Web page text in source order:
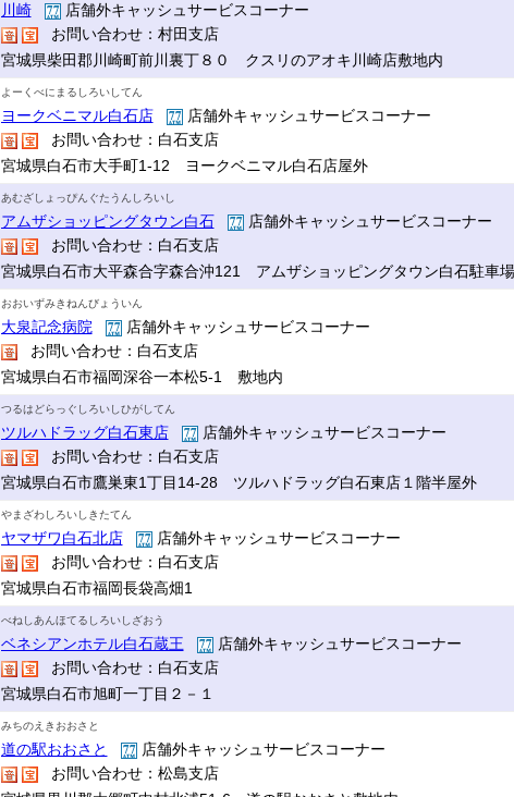
川崎
店舗外キャッシュサービスコーナー
お問い合わせ：村田支店
宮城県柴田郡川崎町前川裏丁８０ クスリのアオキ川崎店敷地内
よーくべにまるしろいしてん
ヨークベニマル白石店
店舗外キャッシュサービスコーナー
お問い合わせ：白石支店
宮城県白石市大手町1-12 ヨークベニマル白石店屋外
あむざしょっぴんぐたうんしろいし
アムザショッピングタウン白石
店舗外キャッシュサービスコーナー
お問い合わせ：白石支店
宮城県白石市大平森合字森合沖121 アムザショッピングタウン白石駐車場
おおいずみきねんびょういん
大泉記念病院
店舗外キャッシュサービスコーナー
お問い合わせ：白石支店
宮城県白石市福岡深谷一本松5-1 敷地内
つるはどらっぐしろいしひがしてん
ツルハドラッグ白石東店
店舗外キャッシュサービスコーナー
お問い合わせ：白石支店
宮城県白石市鷹巣東1丁目14-28 ツルハドラッグ白石東店１階半屋外
やまざわしろいしきたてん
ヤマザワ白石北店
店舗外キャッシュサービスコーナー
お問い合わせ：白石支店
宮城県白石市福岡長袋高畑1
べねしあんほてるしろいしざおう
ベネシアンホテル白石蔵王
店舗外キャッシュサービスコーナー
お問い合わせ：白石支店
宮城県白石市旭町一丁目２－１
みちのえきおおさと
道の駅おおさと
店舗外キャッシュサービスコーナー
お問い合わせ：松島支店